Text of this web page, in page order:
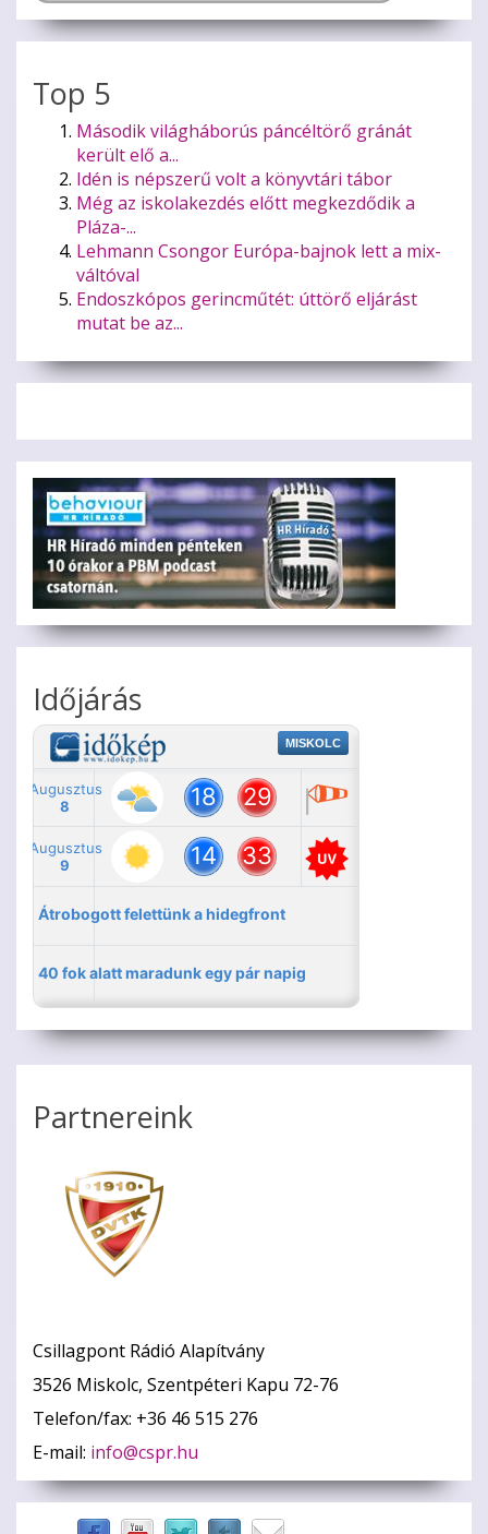
Top 5
Második világháborús páncéltörő gránát
került elő a...
Idén is népszerű volt a könyvtári tábor
Még az iskolakezdés előtt megkezdődik a
Pláza-...
Lehmann Csongor Európa-bajnok lett a mix-
váltóval
Endoszkópos gerincműtét: úttörő eljárást
mutat be az...
Időjárás
Partnereink
Csillagpont Rádió Alapítvány
3526 Miskolc, Szentpéteri Kapu 72-76
Telefon/fax: +36 46 515 276
E-mail: info@cspr.hu